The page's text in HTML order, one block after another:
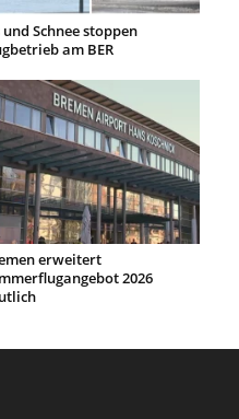
und Schnee stoppen
am BER
erweitert
2026